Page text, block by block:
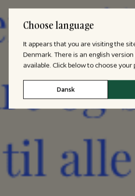
Choose language
It appears that you are visiting the
Denmark. There is an english version
available. Click below to choose your
Dansk